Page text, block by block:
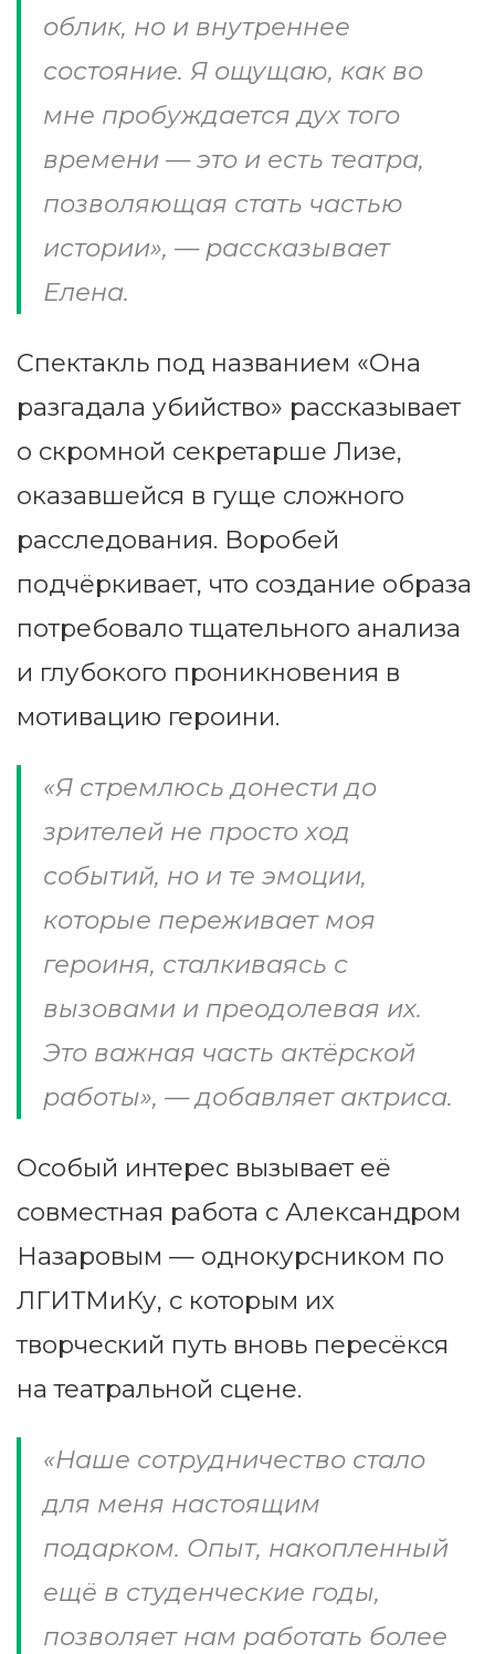
облик, но и внутреннее
состояние. Я ощущаю, как во
мне пробуждается дух того
времени — это и есть театра,
позволяющая стать частью
истории», — рассказывает
Елена.
Спектакль под названием «Она
разгадала убийство» рассказывает
о скромной секретарше Лизе,
оказавшейся в гуще сложного
расследования. Воробей
подчёркивает, что создание образа
потребовало тщательного анализа
и глубокого проникновения в
мотивацию героини.
«Я стремлюсь донести до
зрителей не просто ход
событий, но и те эмоции,
которые переживает моя
героиня, сталкиваясь с
вызовами и преодолевая их.
Это важная часть актёрской
работы», — добавляет актриса.
Особый интерес вызывает её
совместная работа с Александром
Назаровым — однокурсником по
ЛГИТМиКу, с которым их
творческий путь вновь пересёкся
на театральной сцене.
«Наше сотрудничество стало
для меня настоящим
подарком. Опыт, накопленный
ещё в студенческие годы,
позволяет нам работать более